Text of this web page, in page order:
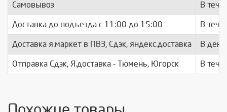
Самовывоз В
Доставка до подъезда c 11:00 до 15:00 В
Доставка я.маркет в ПВЗ, Сдэк, яндекс.доставка В день
Отправка Сдэк, Я.доставка - Тюмень, Югорск В